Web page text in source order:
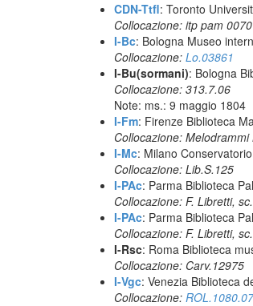
CDN-Ttfl: Toronto
Collocazione: itp pam
I-Bc: Bologna Museo
Collocazione: Lo.03861
I-Bu(sormani): Bologna
Collocazione: 313.7.06
Note: ms.: 9 maggio 1804
I-Fm: Firenze Biblioteca
Collocazione:
I-Mc: Milano
Collocazione: Lib.S.125
I-PAc: Parma Biblioteca
Collocazione: F. Libretti,
I-PAc: Parma Biblioteca
Collocazione: F. Libretti,
I-Rsc: Roma Biblioteca
Collocazione: Carv.12975
I-Vgc: Venezia Biblioteca
Collocazione: ROL.1080.07